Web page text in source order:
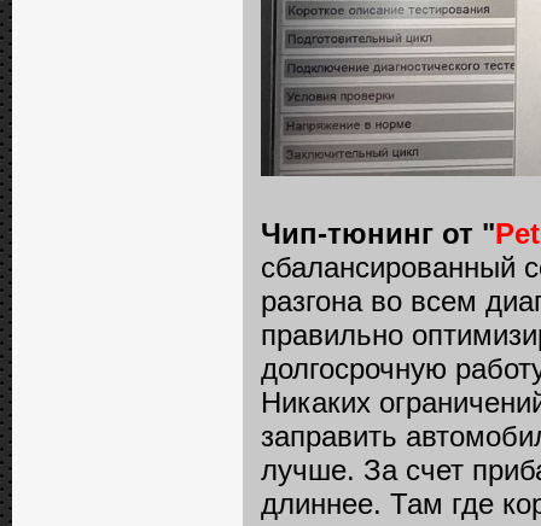
Чип-тюнинг от "
сбалансированный
разгона во всем
правильно
долгосрочную
Никаких
заправить
лучше. За счет
длиннее. Там где